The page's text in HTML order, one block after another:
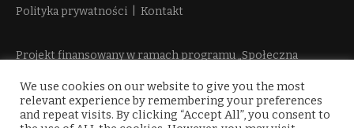
Polityka prywatności
Kontakt
Projekt finansowany w ramach programu „Społeczna
więcej informacji
We use cookies on our website to give you the most
relevant experience by remembering your preferences
and repeat visits. By clicking “Accept All”, you consent to